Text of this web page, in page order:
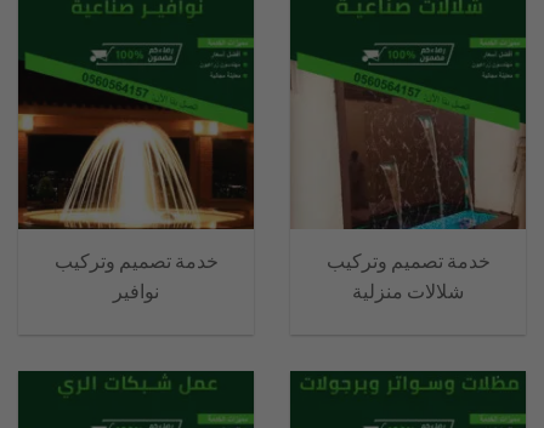
خدمة تصميم وتركيب
شلالات منزلية
خدمة تصميم وتركيب
نوافير